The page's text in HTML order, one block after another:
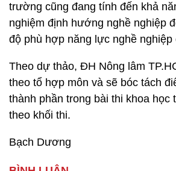
trường cũng đang tính đến khả
nghiệm định hướng nghề nghiệp
độ phù hợp năng lực nghề nghiệp
Theo dự thảo, ĐH Nông lâm
theo tổ hợp môn và sẽ bóc tách
thành phần trong bài thi khoa học
theo khối thi.
Bạch Dương